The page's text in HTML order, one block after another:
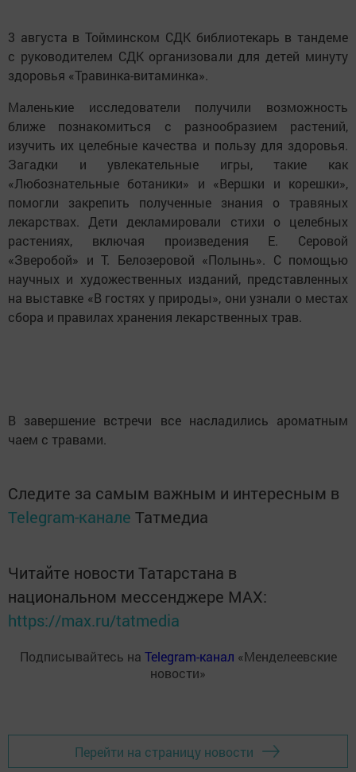
3 августа в Тойминском СДК библиотекарь в тандеме
с руководителем СДК организовали для детей минуту
здоровья «Травинка-витаминка».
Маленькие исследователи получили возможность
ближе познакомиться с разнообразием растений,
изучить их целебные качества и пользу для здоровья.
Загадки и увлекательные игры, такие как
«Любознательные ботаники» и «Вершки и корешки»,
помогли закрепить полученные знания о травяных
лекарствах. Дети декламировали стихи о целебных
растениях, включая произведения Е. Серовой
«Зверобой» и Т. Белозеровой «Полынь». С помощью
научных и художественных изданий, представленных
на выставке «В гостях у природы», они узнали о местах
сбора и правилах хранения лекарственных трав.
В завершение встречи все насладились ароматным
чаем с травами.
Следите за самым важным и интересным в
Telegram-канале Татмедиа
Читайте новости Татарстана в
национальном мессенджере MАХ:
https://max.ru/tatmedia
Подписывайтесь на Telegram-канал «Менделеевские
новости»
Перейти на страницу новости